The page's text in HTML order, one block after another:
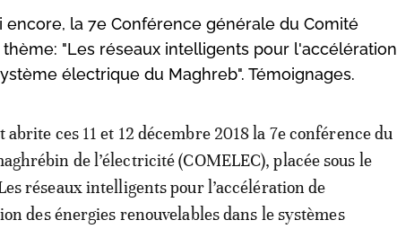
la 7e Conférence générale du Comité
"Les réseaux intelligents pour l'accélération
électrique du Maghreb". Témoignages.
abrite ces 11 et 12 décembre 2018 la 7e conférence du
de l’électricité (COMELEC), placée sous le
réseaux intelligents pour l’accélération de
des énergies renouvelables dans le systèmes